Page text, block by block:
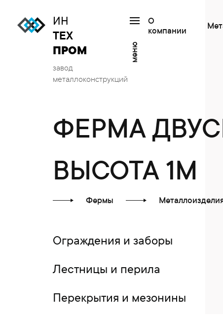
ИН
ТЕХ
ПРОМ
завод
металлоконструкций
меню
О
компании
ФЕРМА
ВЫСОТА 1М
Фермы
Ограждения и заборы
Лестницы и перила
Перекрытия и мезонины